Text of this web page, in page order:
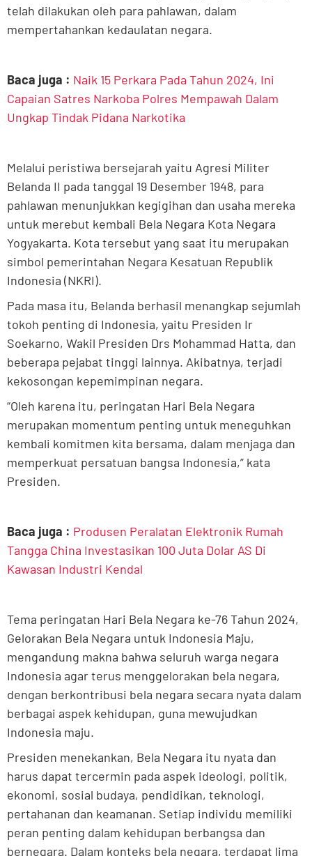
telah dilakukan oleh para pahlawan, dalam
mempertahankan kedaulatan negara.
Baca juga : Naik 15 Perkara Pada Tahun 2024, Ini
Capaian Satres Narkoba Polres Mempawah Dalam
Ungkap Tindak Pidana Narkotika
Melalui peristiwa bersejarah yaitu Agresi Militer
Belanda II pada tanggal 19 Desember 1948, para
pahlawan menunjukkan kegigihan dan usaha mereka
untuk merebut kembali Bela Negara Kota Negara
Yogyakarta. Kota tersebut yang saat itu merupakan
simbol pemerintahan Negara Kesatuan Republik
Indonesia (NKRI).
Pada masa itu, Belanda berhasil menangkap sejumlah
tokoh penting di Indonesia, yaitu Presiden Ir
Soekarno, Wakil Presiden Drs Mohammad Hatta, dan
beberapa pejabat tinggi lainnya. Akibatnya, terjadi
kekosongan kepemimpinan negara.
“Oleh karena itu, peringatan Hari Bela Negara
merupakan momentum penting untuk meneguhkan
kembali komitmen kita bersama, dalam menjaga dan
memperkuat persatuan bangsa Indonesia,” kata
Presiden.
Baca juga : Produsen Peralatan Elektronik Rumah
Tangga China Investasikan 100 Juta Dolar AS Di
Kawasan Industri Kendal
Tema peringatan Hari Bela Negara ke-76 Tahun 2024,
Gelorakan Bela Negara untuk Indonesia Maju,
mengandung makna bahwa seluruh warga negara
Indonesia agar terus menggelorakan bela negara,
dengan berkontribusi bela negara secara nyata dalam
berbagai aspek kehidupan, guna mewujudkan
Indonesia maju.
Presiden menekankan, Bela Negara itu nyata dan
harus dapat tercermin pada aspek ideologi, politik,
ekonomi, sosial budaya, pendidikan, teknologi,
pertahanan dan keamanan. Setiap individu memiliki
peran penting dalam kehidupan berbangsa dan
bernegara. Dalam konteks bela negara, terdapat lima